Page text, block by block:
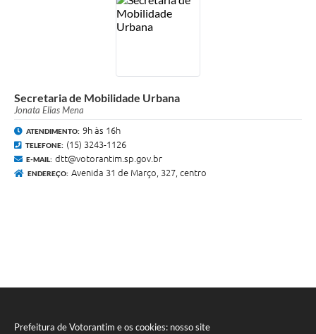
Prefeitura de Votorantim e os cookies: nosso site
Secretaria de Mobilidade Urbana
Jonata Elias Mena
ATENDIMENTO: 9h às 16h
TELEFONE: (15) 3243-1126
E-MAIL: dtt@votorantim.sp.gov.br
ENDEREÇO: Avenida 31 de Março, 327, centro